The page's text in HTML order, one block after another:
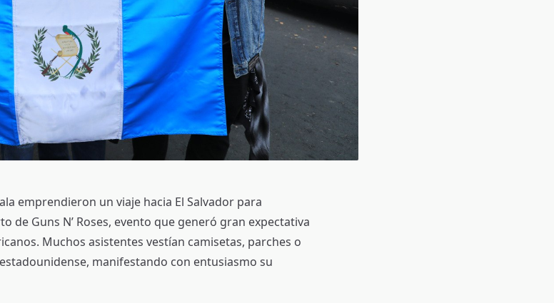
emprendieron un viaje hacia El Salvador para
de Guns N’ Roses, evento que generó gran expectativa
Muchos asistentes vestían camisetas, parches o
manifestando con entusiasmo su